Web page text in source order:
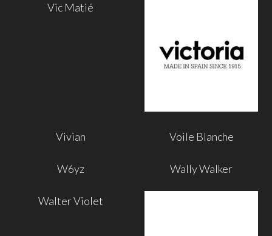
Vic Matié
Vivian Voile Blanche
W6yz Wally Walker
Walter Violet